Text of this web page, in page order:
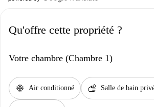
Qu'offre cette propriété ?
Votre chambre (Chambre 1)
ac_unit Air conditionné soap Salle de bain